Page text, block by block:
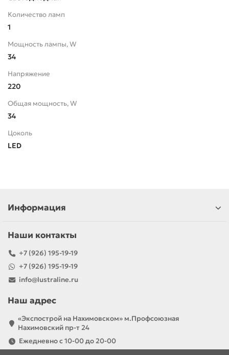
Количество ламп
1
Мощность лампы, W
34
Напряжение
220
Общая мощность, W
34
Цоколь
LED
Информация
Наши контакты
+7 (926) 195-19-19
+7 (926) 195-19-19
info@lustraline.ru
Наш адрес
«Экспострой на Нахимовском» м.Профсоюзная
Нахимовский пр-т 24
Ежедневно с 10-00 до 20-00